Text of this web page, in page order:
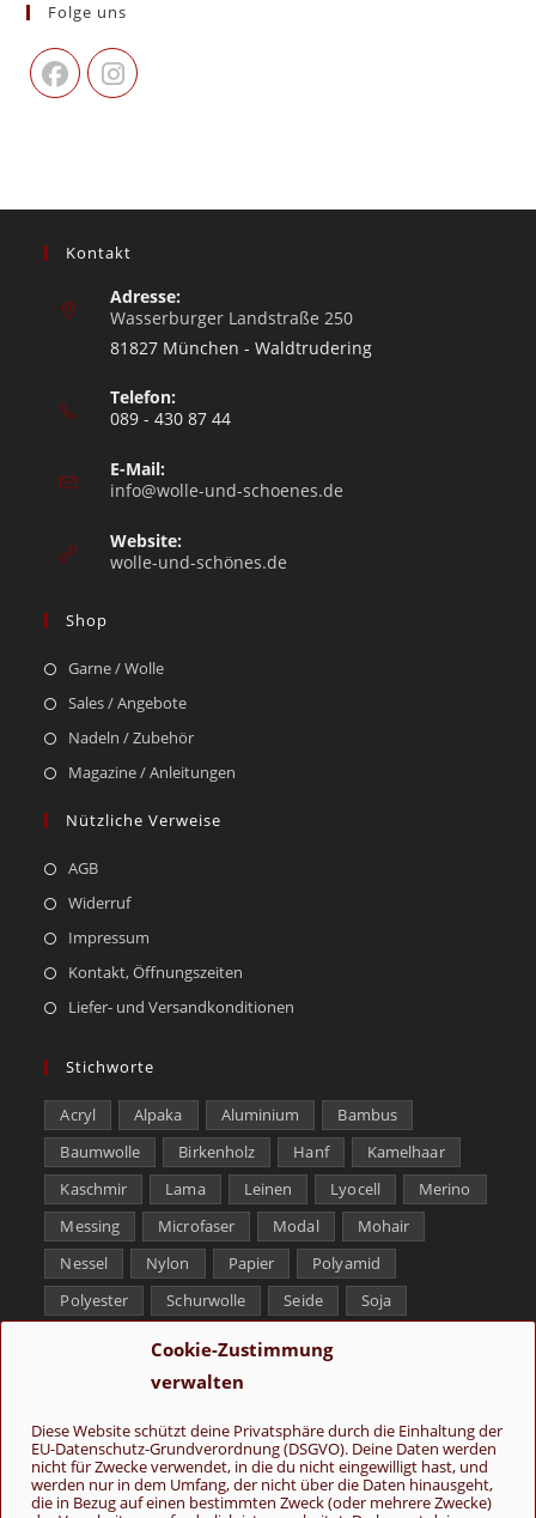
Cookie-Zustimmung
verwalten
Diese Website schützt deine Privatsphäre durch die Einhaltung der
EU-Datenschutz-Grundverordnung (DSGVO). Deine Daten werden
nicht für Zwecke verwendet, in die du nicht eingewilligt hast, und
werden nur in dem Umfang, der nicht über die Daten hinausgeht,
die in Bezug auf einen bestimmten Zweck (oder mehrere Zwecke)
Folge uns
Kontakt
Adresse:
Wasserburger Landstraße 250
81827 München - Waldtrudering
Telefon:
089 - 430 87 44
E-Mail:
info@wolle-und-schoenes.de
Website:
wolle-und-schönes.de
Shop
Garne / Wolle
Sales / Angebote
Nadeln / Zubehör
Magazine / Anleitungen
Nützliche Verweise
AGB
Widerruf
Impressum
Kontakt, Öffnungszeiten
Liefer- und Versandkonditionen
Stichworte
Acryl Alpaka Aluminium
Bambus
Baumwolle
Birkenholz Hanf
Kamelhaar
Kaschmir
Lama Leinen Lyocell
Merino
Messing
Microfaser Modal
Mohair
Nessel
Nylon Papier
Polyamid
Polyester
Schurwolle Seide
Soja
Tencel
Yak
Folge uns